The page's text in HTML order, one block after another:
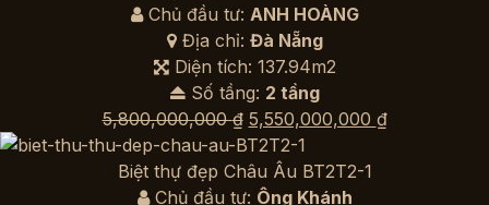
3,800,000 ₫.là:
Chủ đầu tư: ANH HOÀNG
Địa chỉ: Đà Nẵng
Diện tích: 137.94m2
Số tầng: 2 tầng
5,800,000,000₫ Giá
gốc
là:
5,800,000,000 ₫.
5,550,000,000 ₫Giá
Biệt thự đẹp Châu Âu BT2T2-1
Chủ đầu tư: Ông Khánh